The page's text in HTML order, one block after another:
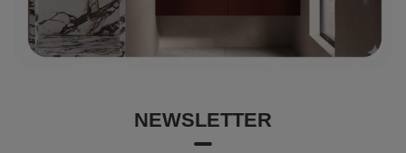
NEWSLETTER